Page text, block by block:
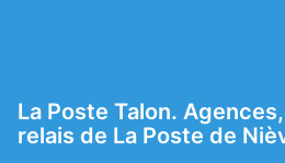
La Poste Talon.
relais de La Poste de